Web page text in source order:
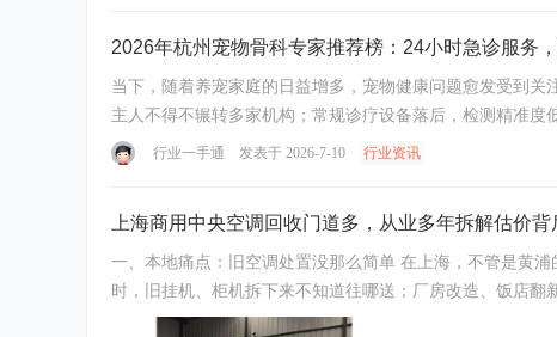
2026年杭州宠物骨科专家推荐榜：24小时急诊服务
当下，随着养宠家庭的日益增多，宠物健康问题愈发受到
主人不得不辗转多家机构；常规诊疗设备落后，检测精准
行业一手通 发表于 2026-7-10 行业资讯
上海商用中央空调回收门道多，从业多年拆解估价背
一、本地痛点：旧空调处置没那么简单 在上海，不管是黄